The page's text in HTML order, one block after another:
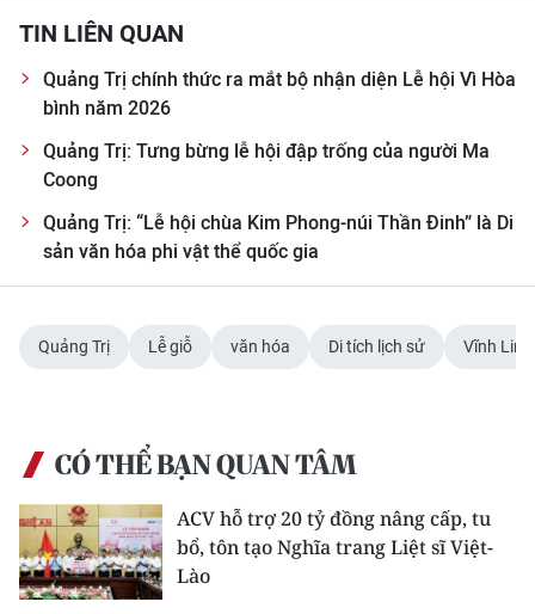
ĐỌC BÁO IN
ENGLISH
中文
FRANÇAIS
РУССКИЙ
TIN LIÊN QUAN
Quảng Trị chính thức ra mắt bộ nhận diện Lễ hội Vì Hòa
bình năm 2026
Quảng Trị: Tưng bừng lễ hội đập trống của người Ma
Coong
Quảng Trị: “Lễ hội chùa Kim Phong-núi Thần Đinh” là Di
sản văn hóa phi vật thể quốc gia
Quảng Trị Lễ giỗ văn hóa Di tích lịch sử Vĩnh Linh
CÓ THỂ BẠN QUAN TÂM
ACV hỗ trợ 20 tỷ đồng nâng cấp, tu
bổ, tôn tạo Nghĩa trang Liệt sĩ Việt-
Lào